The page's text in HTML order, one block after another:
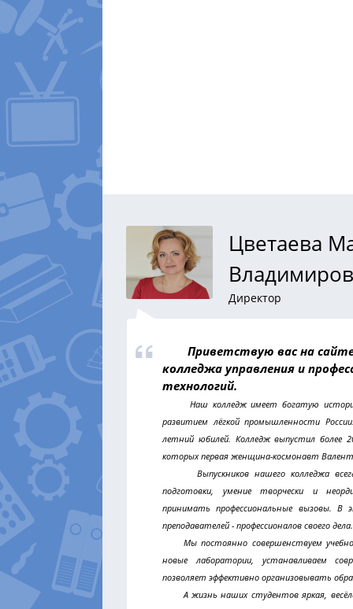
Цветаева
Директор
Приветствую вас на сайте
колледжа управления и
технологий.
Наш колледж имеет богатую
развитием лёгкой промышленности
летний юбилей. Колледж выпустил более
которых первая женщина-космонавт
Выпускников нашего колледжа
подготовки, умение творчески и
принимать профессиональные вызовы. В
преподавателей - профессионалов своего дела.
Мы постоянно совершенствуем учебно-
новые лаборатории, устанавливаем
позволяет эффективно организовывать
А жизнь наших студентов яркая,